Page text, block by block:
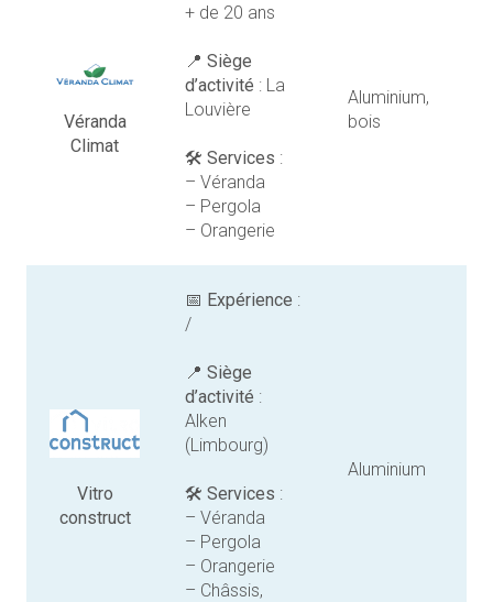
Véranda
Climat
+ de 20 ans
📍 Siège
d’activité : La
Louvière
🛠️ Services :
– Véranda
– Pergola
– Orangerie
Aluminium,
bois
Vitro
construct
📅 Expérience :
/
📍 Siège
d’activité :
Alken
(Limbourg)
🛠️ Services :
– Véranda
– Pergola
– Orangerie
– Châssis,
Aluminium